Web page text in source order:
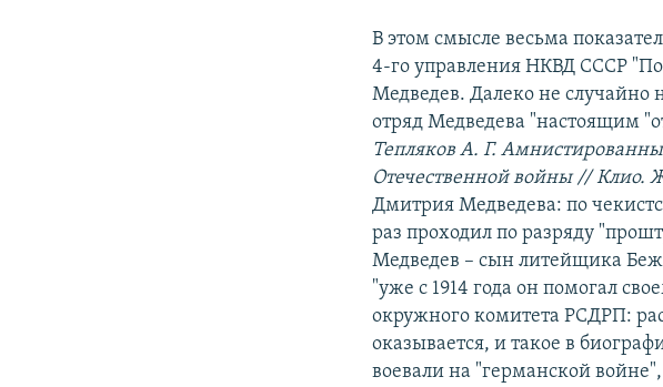
В этом смысле весьма
4-го управления НКВД СССР
Медведев. Далеко не случайно
отряд Медведева "настоящим
Тепляков А. Г.
Отечественной войны // Клио.
Дмитрия Медведева: по
раз проходил по разряду
Медведев – сын литейщика
"уже с 1914 года он помогал
окружного комитета РСДРП:
оказывается, и такое в
воевали на "германской